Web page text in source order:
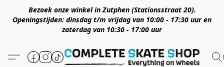
Bezoek onze winkel in Zutphen (Stationsstraat 20).
Openingstijden: dinsdag t/m vrijdag van 10:00 - 17:30 uur en
zaterdag van 10:30 - 17:00 uur